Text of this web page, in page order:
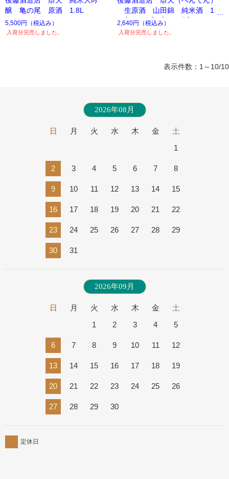
醸 亀の尾 原酒 1.8L
5,500円 （税込み）
入荷分完売しました。
生原酒 山田錦 純米酒 1.8
L【H28BY】【要冷蔵】
2,640円 （税込み）
入荷分完売しました。
表示件数：1～10/10
2026年08月
日 月 火 水 木 金
土
1
2 3 4 5 6 7 8
9 10 11 12 13 14 15
16 17 18 19 20 21 22
23 24 25 26 27 28 29
30 31
2026年09月
日 月 火 水 木 金
土
1
2 3 4 5
6 7 8 9 10 11 12
13 14 15 16 17 18 19
20 21 22 23 24 25 26
27 28 29 30
定休日